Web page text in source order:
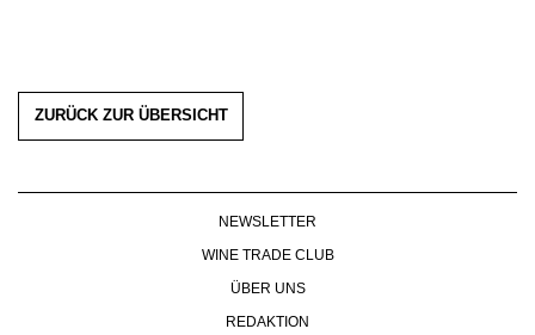
ZURÜCK ZUR ÜBERSICHT
NEWSLETTER
WINE TRADE CLUB
ÜBER UNS
REDAKTION